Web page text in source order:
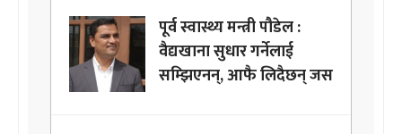
पूर्व स्वास्थ्य मन्त्री पौडेल :
वैद्यखाना सुधार गर्नेलाई
सम्झिएनन्, आफै लिदैछन् जस